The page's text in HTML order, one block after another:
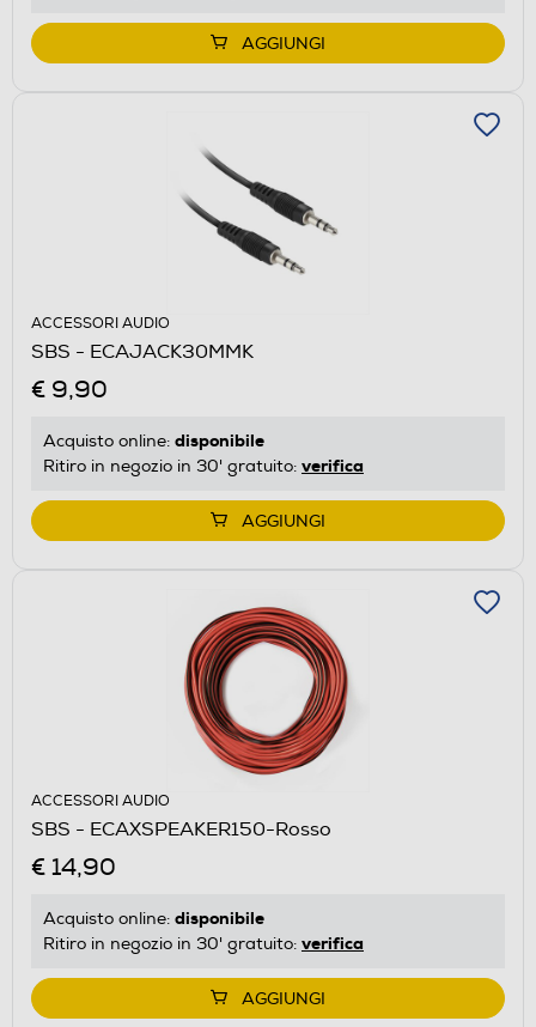
AGGIUNGI
ACCESSORI AUDIO
SBS - ECAJACK30MMK
€ 9,90
Acquisto online: disponibile
Ritiro in negozio in 30' gratuito: verifica
AGGIUNGI
ACCESSORI AUDIO
SBS - ECAXSPEAKER150-Rosso
€ 14,90
Acquisto online: disponibile
Ritiro in negozio in 30' gratuito: verifica
AGGIUNGI